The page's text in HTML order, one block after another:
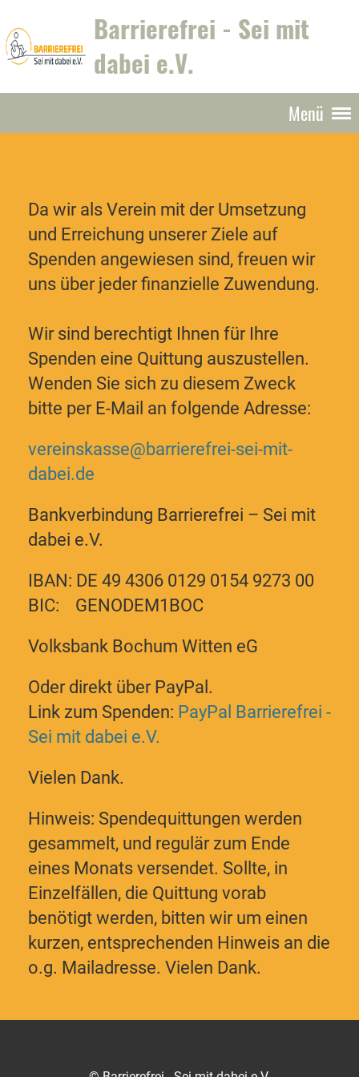
Barrierefrei - Sei mit
dabei e.V.
Menü
Da wir als Verein mit der Umsetzung
und Erreichung unserer Ziele auf
Spenden angewiesen sind, freuen wir
uns über jeder finanzielle Zuwendung.
Wir sind berechtigt Ihnen für Ihre
Spenden eine Quittung auszustellen.
Wenden Sie sich zu diesem Zweck
bitte per E-Mail an folgende Adresse:
vereinskasse@barrierefrei-sei-mit-
dabei.de
Bankverbindung Barrierefrei – Sei mit
dabei e.V.
IBAN: DE 49 4306 0129 0154 9273 00
BIC: GENODEM1BOC
Volksbank Bochum Witten eG
Oder direkt über PayPal.
Link zum Spenden: PayPal Barrierefrei -
Sei mit dabei e.V.
Vielen Dank.
Hinweis: Spendequittungen werden
gesammelt, und regulär zum Ende
eines Monats versendet. Sollte, in
Einzelfällen, die Quittung vorab
benötigt werden, bitten wir um einen
kurzen, entsprechenden Hinweis an die
o.g. Mailadresse. Vielen Dank.